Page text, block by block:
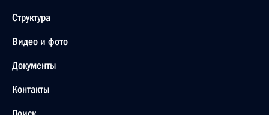
Структура
Видео и фото
Документы
Контакты